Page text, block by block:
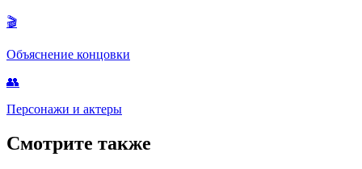
🎬
Объяснение концовки
👥
Персонажи и актеры
Смотрите также